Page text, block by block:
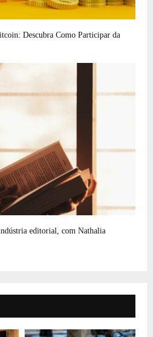
Descubra Como Participar da
editorial, com Nathalia